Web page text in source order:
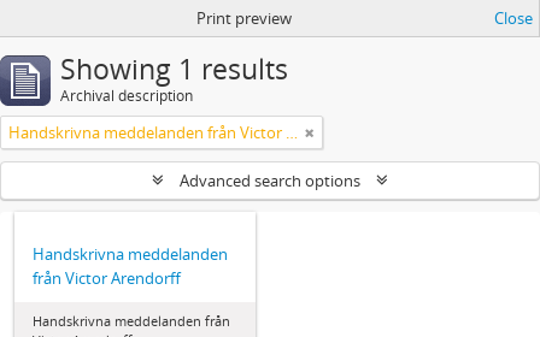
Print preview Close
Showing 1 results
Archival description
Handskrivna meddelanden från Victor Arendorff
Advanced search options
Handskrivna meddelanden
från Victor Arendorff
Handskrivna meddelanden från